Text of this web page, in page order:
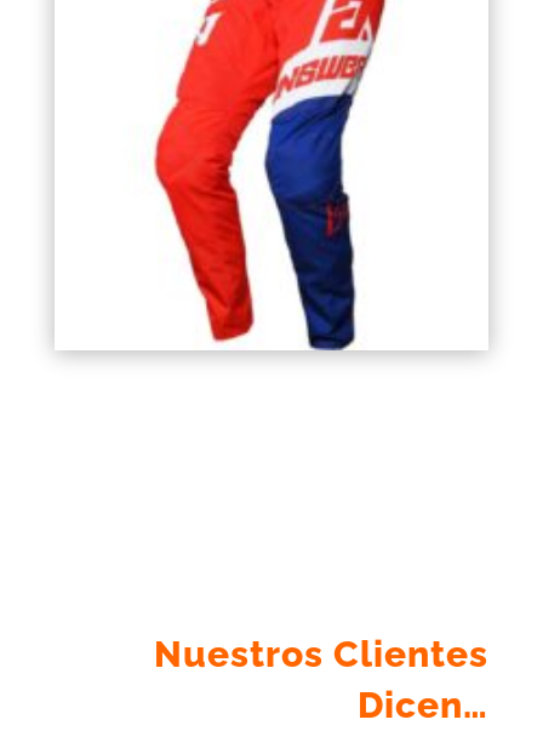
Nuestros Clientes
Dicen…